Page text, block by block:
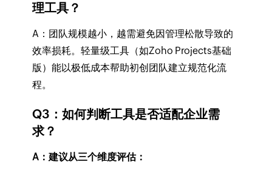
理工具？
A：团队规模越小，越需避免因管理松散导致的
效率损耗。轻量级工具（如Zoho Projects基础
版）能以极低成本帮助初创团队建立规范化流
程。
Q3：如何判断工具是否适配企业需
求？
A：建议从三个维度评估：